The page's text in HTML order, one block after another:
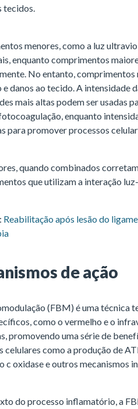
tecidos.
menores, como a luz
enquanto comprimentos
No entanto,
e danos ao tecido. A intensidade
mais altas podem ser usadas
enquanto
para promover processos
quando combinados
que utilizam a interação
Reabilitação após lesão do
de ação
(FBM) é uma técnica
como o vermelho e o
promovendo uma série de
celulares como a produção de
c oxidase e outros mecanismos
do processo inflamatório, a